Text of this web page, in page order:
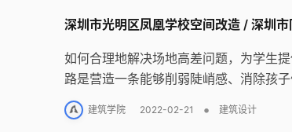
深圳市光明区凤凰学校空间改造 / 深圳
如何合理地解决场地高差问题，为学生
路是营造一条能够削弱陡峭感、消除孩
建筑学院 2022-02-21 • 建筑设计